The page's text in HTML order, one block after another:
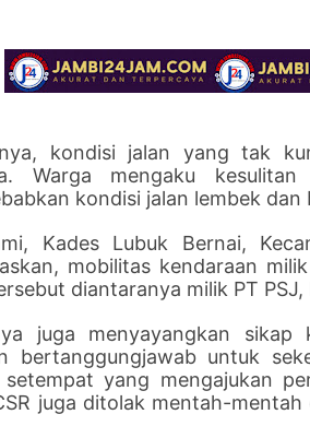
kondisi jalan yang tak
Warga mengaku
kondisi jalan lembek dan
Kades Lubuk Bernai,
mobilitas kendaraan
diantaranya milik PT PSJ,
juga menyayangkan
bertanggungjawab untuk
yang mengajukan
juga ditolak mentah-